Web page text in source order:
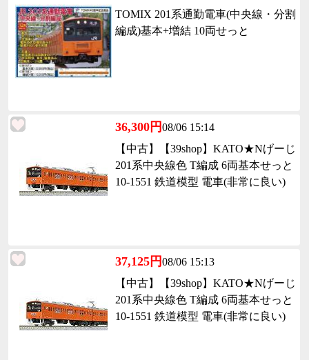
TOMIX 201系通勤電車(中央線・分割
編成)基本+増結 10両せっと
36,300円08/06 15:14
【中古】【39shop】KATO★Nげーじ
201系中央線色 T編成 6両基本せっと
10-1551 鉄道模型 電車(非常に良い)
37,125円08/06 15:13
【中古】【39shop】KATO★Nげーじ
201系中央線色 T編成 6両基本せっと
10-1551 鉄道模型 電車(非常に良い)